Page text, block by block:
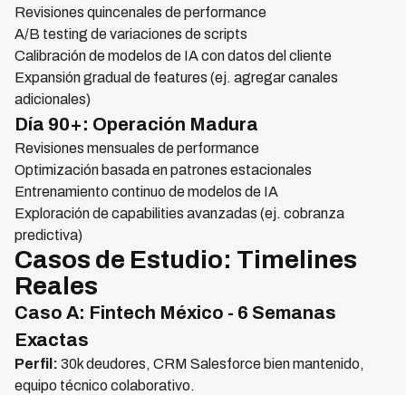
Revisiones quincenales de performance
A/B testing de variaciones de scripts
Calibración de modelos de IA con datos del cliente
Expansión gradual de features (ej. agregar canales
adicionales)
Día 90+: Operación Madura
Revisiones mensuales de performance
Optimización basada en patrones estacionales
Entrenamiento continuo de modelos de IA
Exploración de capabilities avanzadas (ej. cobranza
predictiva)
Casos de Estudio: Timelines
Reales
Caso A: Fintech México - 6 Semanas
Exactas
Perfil: 30k deudores, CRM Salesforce bien mantenido,
equipo técnico colaborativo.